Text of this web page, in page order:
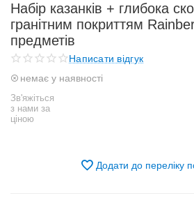
Набір казанків + глибока
гранітним покриттям
предметів
Написати відгук
немає у наявності
Зв'яжіться
з нами за
ціною
Додати до переліку